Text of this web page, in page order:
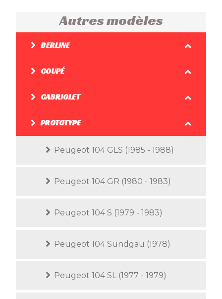
Autres modèles
BERLINE
COUPÉ
CABRIOLET
PROTOTYPE
Peugeot 104 GLS (1985 - 1988)
Peugeot 104 GR (1980 - 1983)
Peugeot 104 S (1979 - 1983)
Peugeot 104 Sundgau (1978)
Peugeot 104 SL (1977 - 1979)